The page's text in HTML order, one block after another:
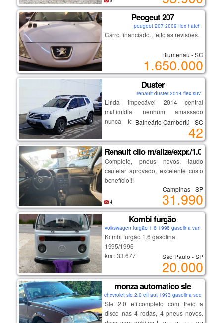
desembaçador traseiro
direção hidráulica
rodas de liga leve
vidros elétricos
💡 destaques:
motor 1.6 forte e econômico
ótima dirigibilidade
conforto e espaço interno
manutenção em dia
Peogeut 207
peugeot 207 2009 flex hatch
Carro financiado., feito as revisões.
Blumenau - SC
1.650.000
Duster
renault duster 2014 flex suv
Linda impecável 2014 central
multimídia nenhum amassado
nunca foi batida lacrada nada
Balneário Camboriú - SC
42
Renault clio rn/alize/expr./1.0 hi-
Completo, pneus novos, laudo
cautelar aprovado, excelente custo
benefício!!!
19 98313.3325 douglas
19.99515.0585 pietro
19 3272.3622 loja
avenida bueno de miranda, 17, vila
industrial, campinas-sp.
(próximo a rodoviária)
temos opções de financiamento com
diversos bancos e taxas,
Campinas - SP
31.990
4
Kombi furgão
volkswagen furgão 1.6 1996 gasolina van
Kombi furgão 1.6 gasolina
1995/1996
km : 33.677
km original, pneus em bom estado,
funcionando.
com troca recente da bateria, tanque
e limpeza completa da carburação
São Paulo - SP
20.000
monza automatico sle
chevrolet sle 2.0 efi aut 1993 gasolina sedan
Sle 2.0 efi.completo com freio a
disco nas 4 rodas, 4 pneus novos.